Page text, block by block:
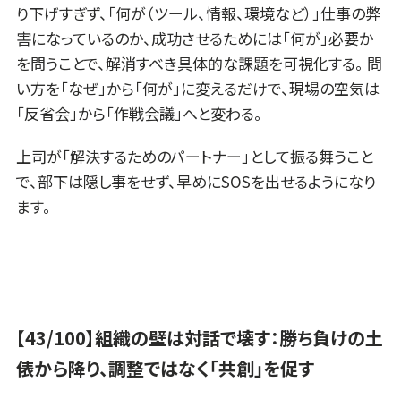
り下げすぎず、「何が（ツール、情報、環境など）」仕事の弊
害になっているのか、成功させるためには「何が」必要か
を問うことで、解消すべき具体的な課題を可視化する。 問
い方を「なぜ」から「何が」に変えるだけで、現場の空気は
「反省会」から「作戦会議」へと変わる。
上司が「解決するためのパートナー」として振る舞うこと
で、部下は隠し事をせず、早めにSOSを出せるようになり
ます。
【43/100】組織の壁は対話で壊す：勝ち負けの土
俵から降り、調整ではなく「共創」を促す